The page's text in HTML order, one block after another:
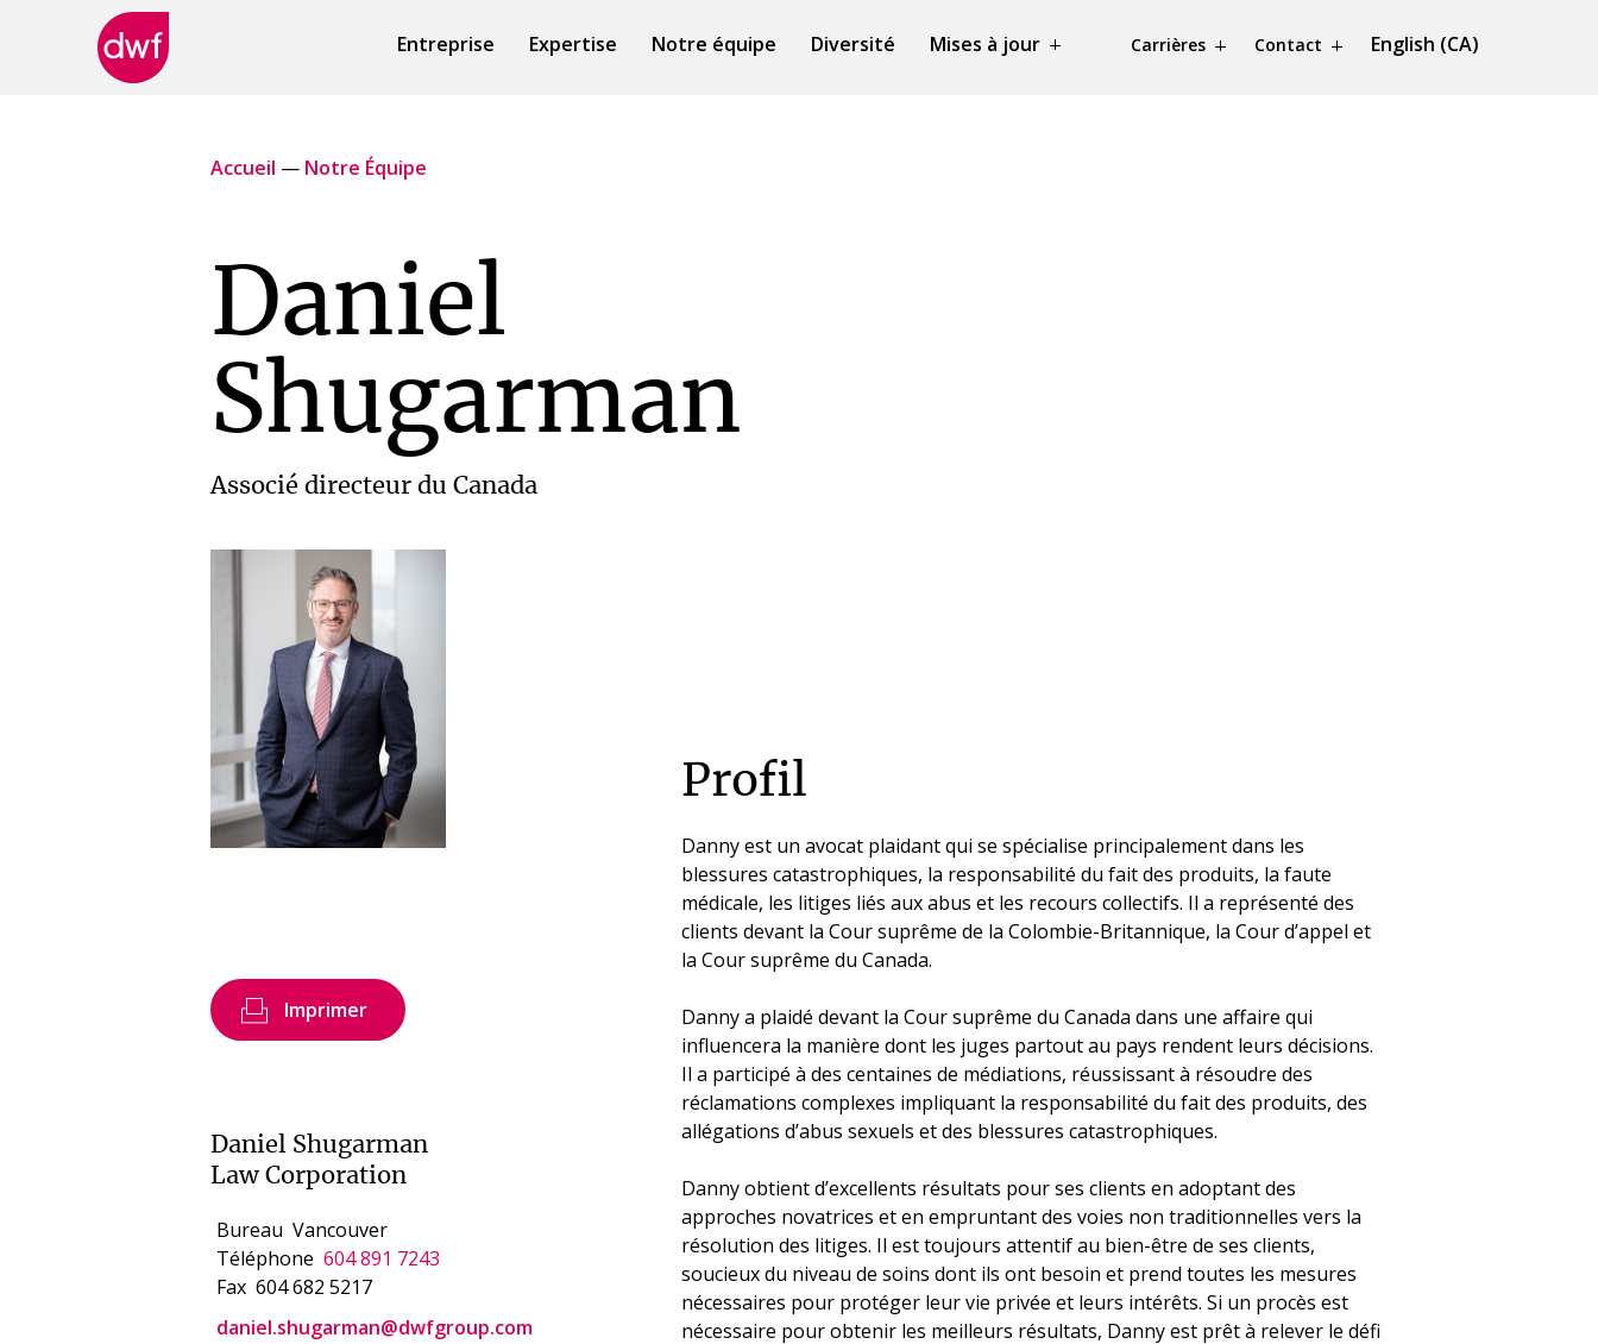
Entreprise Expertise Notre équipe Diversité Mises à jour Carrières Contact English (CA)
Accueil — Notre Équipe
Daniel
Shugarman
Associé directeur du Canada
Imprimer
Daniel Shugarman
Law Corporation
Bureau Vancouver
Téléphone 604 891 7243
Fax 604 682 5217
daniel.shugarman@dwfgroup.com
Profil
Danny est un avocat plaidant qui se spécialise principalement dans les
blessures catastrophiques, la responsabilité du fait des produits, la faute
médicale, les litiges liés aux abus et les recours collectifs. Il a représenté des
clients devant la Cour suprême de la Colombie-Britannique, la Cour d’appel et
la Cour suprême du Canada.
Danny a plaidé devant la Cour suprême du Canada dans une affaire qui
influencera la manière dont les juges partout au pays rendent leurs décisions.
Il a participé à des centaines de médiations, réussissant à résoudre des
réclamations complexes impliquant la responsabilité du fait des produits, des
allégations d’abus sexuels et des blessures catastrophiques.
Danny obtient d’excellents résultats pour ses clients en adoptant des
approches novatrices et en empruntant des voies non traditionnelles vers la
résolution des litiges. Il est toujours attentif au bien-être de ses clients,
soucieux du niveau de soins dont ils ont besoin et prend toutes les mesures
nécessaires pour protéger leur vie privée et leurs intérêts. Si un procès est
nécessaire pour obtenir les meilleurs résultats, Danny est prêt à relever le défi